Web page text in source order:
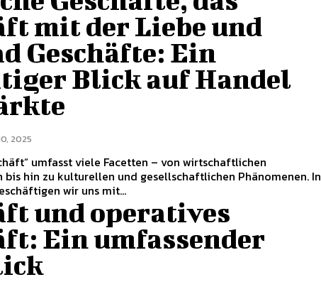
mit der Liebe und
Geschäfte: Ein
Blick auf Handel
2025
umfasst viele Facetten – von wirtschaftlichen
bis hin zu kulturellen und gesellschaftlichen Phänomenen. In
wir uns mit...
und operatives
Ein umfassender